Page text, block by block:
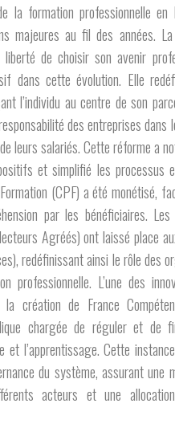
la formation professionnelle en
majeures au fil des années.
de choisir son avenir
dans cette évolution. Elle
l’individu au centre de son
des entreprises dans
leurs salariés. Cette réforme a
et simplifié les processus
(CPF) a été monétisé,
par les bénéficiaires. Les
Agréés) ont laissé place
redéfinissant ainsi le rôle des
professionnelle. L’une des
création de France
chargée de réguler et de
et l’apprentissage. Cette
du système, assurant une
acteurs et une